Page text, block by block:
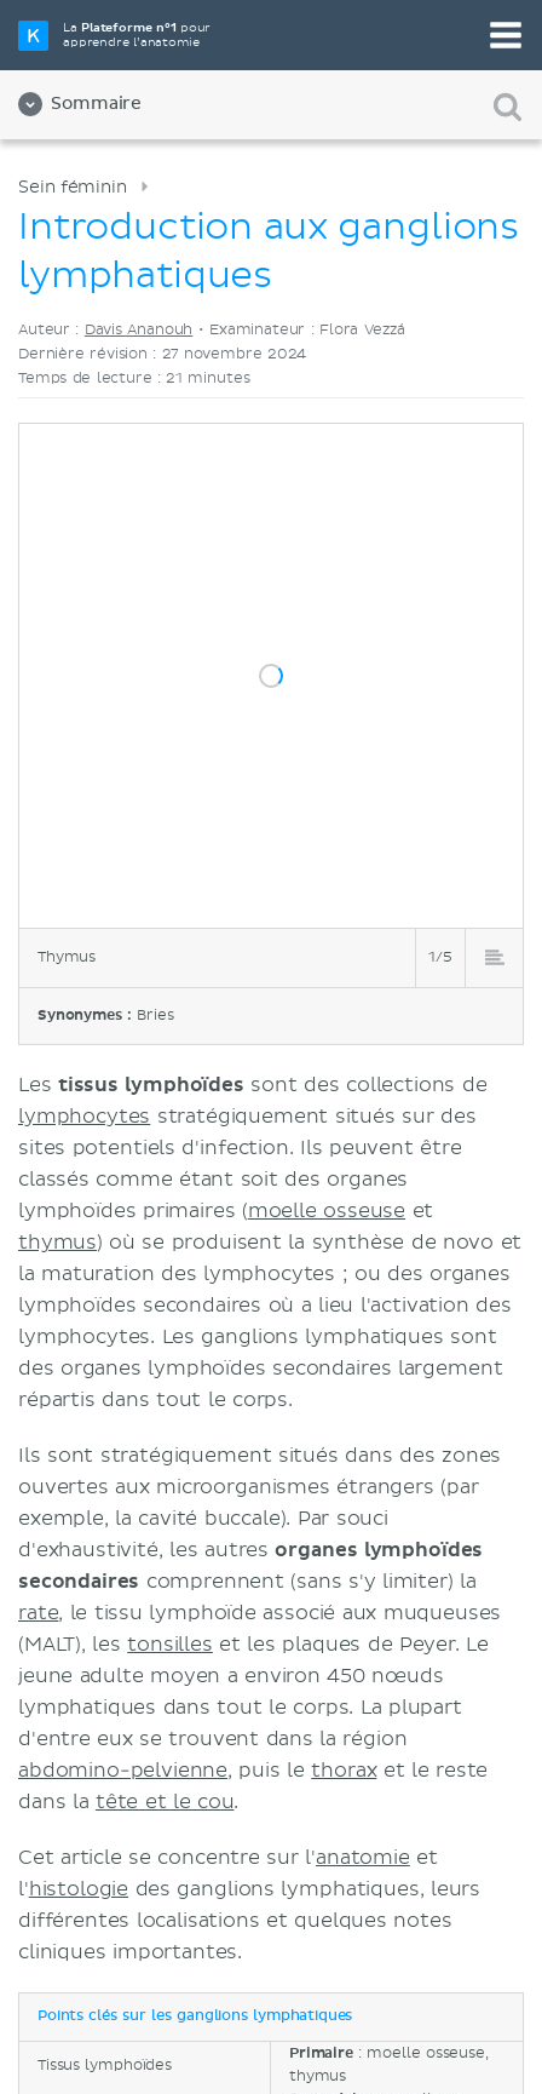
La Plateforme n°1 pour
apprendre l’anatomie
Sommaire
Choisissez votre outil d'étude préféré
Vidéos
Sein féminin
Introduction aux ganglions
lymphatiques
Auteur : Davis Ananouh • Examinateur : Flora Vezzá
Dernière révision : 27 novembre 2024
Temps de lecture : 21 minutes
Thymus 1/5
Synonymes : Bries
Les tissus lymphoïdes sont des collections de
lymphocytes stratégiquement situés sur des
sites potentiels d'infection. Ils peuvent être
classés comme étant soit des organes
lymphoïdes primaires (moelle osseuse et
thymus) où se produisent la synthèse de novo et
la maturation des lymphocytes ; ou des organes
lymphoïdes secondaires où a lieu l'activation des
lymphocytes. Les ganglions lymphatiques sont
des organes lymphoïdes secondaires largement
répartis dans tout le corps.
Ils sont stratégiquement situés dans des zones
ouvertes aux microorganismes étrangers (par
exemple, la cavité buccale). Par souci
d'exhaustivité, les autresorganes lymphoïdes
secondaires comprennent (sans s'y limiter) la
rate, le tissu lymphoïde associé aux muqueuses
(MALT), lestonsilles et les plaques de Peyer. Le
jeune adulte moyen a environ 450 nœuds
lymphatiques dans tout le corps. La plupart
d'entre eux se trouvent dans la région
abdomino-pelvienne, puis lethoraxet le reste
dans la tête et le cou.
Cet article se concentre sur l'anatomie et
l'histologie des ganglions lymphatiques, leurs
différentes localisations et quelques notes
cliniques importantes.
Points clés sur les ganglions lymphatiques
Tissus lymphoïdes
Primaire: moelle osseuse,
thymus